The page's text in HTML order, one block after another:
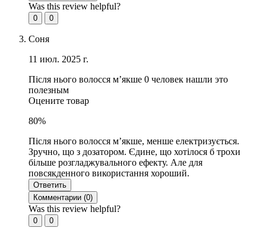
Was this review helpful?
0 0
Соня
11 июл. 2025 г.
Після нього волосся м’якше 0 человек нашли это
полезным
Оцените товар
80%
Після нього волосся м’якше, менше електризується.
Зручно, що з дозатором. Єдине, що хотілося б трохи
більше розгладжувального ефекту. Але для
повсякденного використання хороший.
Ответить
Комментарии (0)
Was this review helpful?
0 0